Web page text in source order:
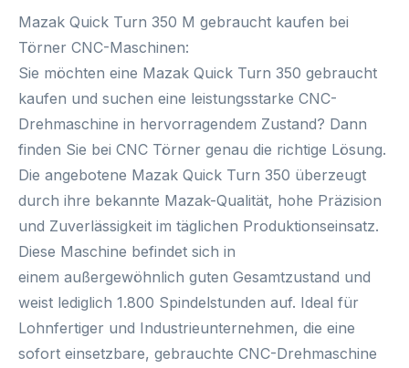
Mazak Quick Turn 350 M gebraucht kaufen bei
Törner CNC-Maschinen:
Sie möchten eine Mazak Quick Turn 350 gebraucht
kaufen und suchen eine leistungsstarke CNC-
Drehmaschine in hervorragendem Zustand? Dann
finden Sie bei CNC Törner genau die richtige Lösung.
Die angebotene Mazak Quick Turn 350 überzeugt
durch ihre bekannte Mazak-Qualität, hohe Präzision
und Zuverlässigkeit im täglichen Produktionseinsatz.
Diese Maschine befindet sich in
einem außergewöhnlich guten Gesamtzustand und
weist lediglich 1.800 Spindelstunden auf. Ideal für
Lohnfertiger und Industrieunternehmen, die eine
sofort einsetzbare, gebrauchte CNC-Drehmaschine